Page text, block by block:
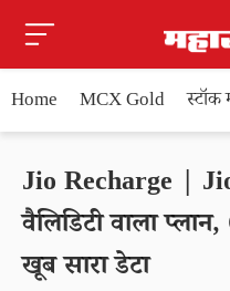
Home MCX Gold स्टॉक
Jio Recharge |
वैलिडिटी वाला
खूब सारा डेटा